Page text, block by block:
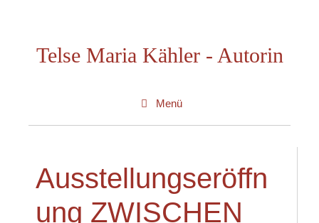
springenTelse Maria Kähler - Autorin
Menü
Ausstellungseröffn
ung ZWISCHEN